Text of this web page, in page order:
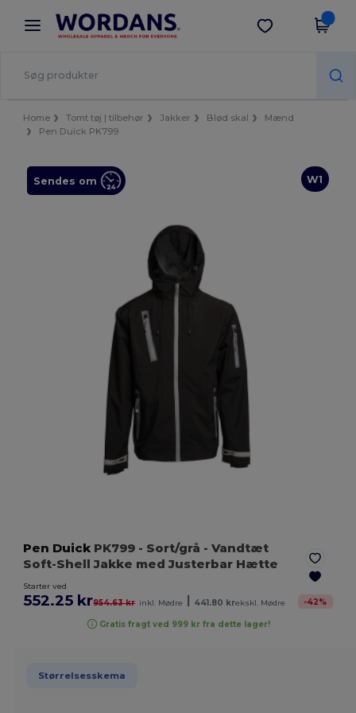
× Wordans-app
Bedre priser i appen!
Hent app
Home Tomt tøj | tilbehør Jakker Blød skal
Mænd
Pen Duick PK799
W1
Sendes om
Pen Duick PK799 - Sort/grå - Vandtæt
Soft-Shell Jakke med Justerbar Hætte
Starter ved
552.25 kr954.63 kr inkl. Mødre 441.80 krekskl. Mødre -42%
Gratis fragt ved 999 kr fra dette lager!
Størrelsesskema